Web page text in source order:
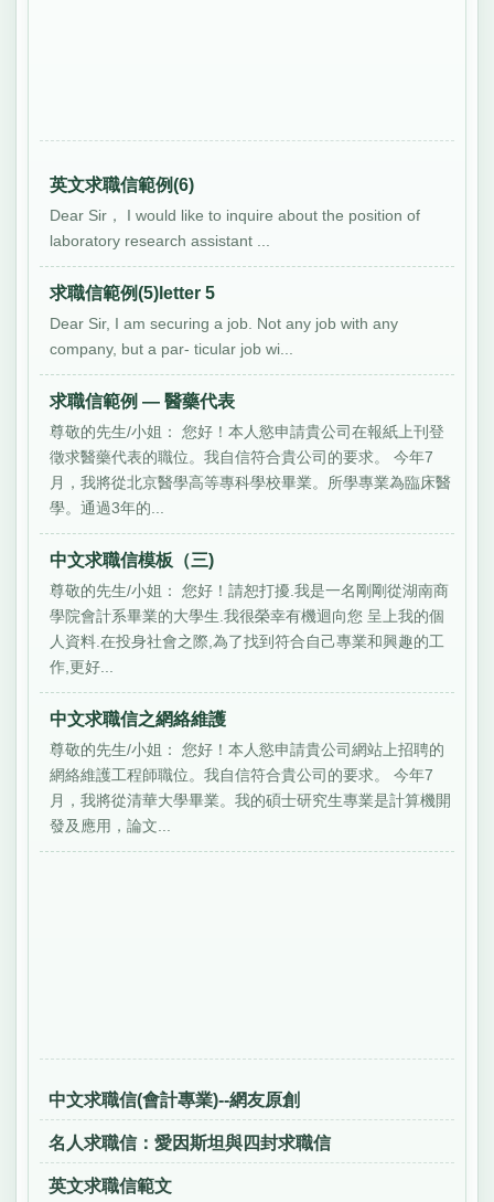
英文求職信範例(6)
Dear Sir， I would like to inquire about the position of
laboratory research assistant ...
求職信範例(5)letter 5
Dear Sir, I am securing a job. Not any job with any
company, but a par- ticular job wi...
求職信範例 — 醫藥代表
尊敬的先生/小姐： 您好！本人慾申請貴公司在報紙上刊登
徵求醫藥代表的職位。我自信符合貴公司的要求。 今年7
月，我將從北京醫學高等專科學校畢業。所學專業為臨床醫
學。通過3年的...
中文求職信模板（三)
尊敬的先生/小姐： 您好！請恕打擾.我是一名剛剛從湖南商
學院會計系畢業的大學生.我很榮幸有機迴向您 呈上我的個
人資料.在投身社會之際,為了找到符合自己專業和興趣的工
作,更好...
中文求職信之網絡維護
尊敬的先生/小姐： 您好！本人慾申請貴公司網站上招聘的
網絡維護工程師職位。我自信符合貴公司的要求。 今年7
月，我將從清華大學畢業。我的碩士研究生專業是計算機開
發及應用，論文...
中文求職信(會計專業)--網友原創
名人求職信：愛因斯坦與四封求職信
英文求職信範文